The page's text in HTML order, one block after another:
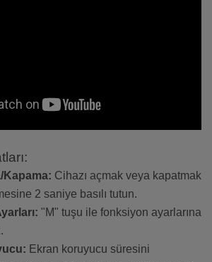
Kapama: Cihazı açmak veya kapatmak
2 saniye basılı tutun.
"M" tuşu ile fonksiyon ayarlarına
Ekran koruyucu süresini